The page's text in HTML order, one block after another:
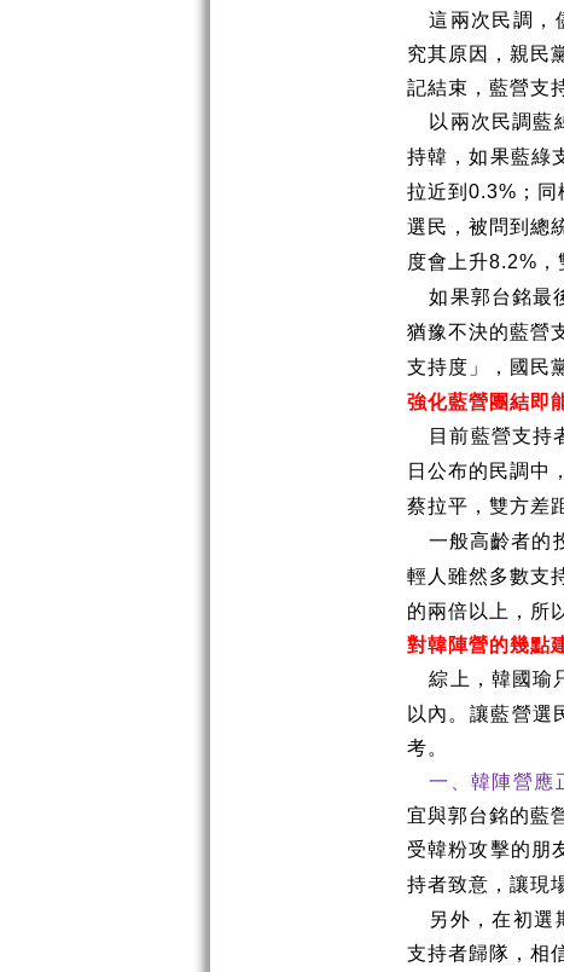
這兩次民調，
究其原因，親民
記結束，藍營支
以兩次民調藍
持韓，如果藍綠
拉近到0.3% ；
選民，被問到總
度會上升8.2%
如果郭台銘最
猶豫不決的藍營
支持度」，國民
強化藍營團結即
目前藍營支持
日公布的民調中
蔡拉平，雙方差
一般高齡者的
輕人雖然多數支
的兩倍以上，所
對韓陣營的幾點
綜上，韓國瑜
以內。讓藍營選
考。
一、韓陣營應
宜與郭台銘的藍
受韓粉攻擊的朋
持者致意，讓現
另外，在初選
支持者歸隊，相